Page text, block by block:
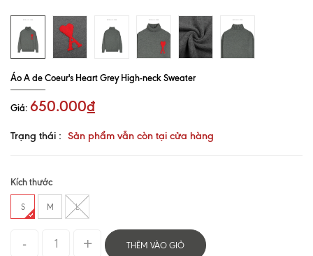
Áo A de Coeur's Heart Grey High-neck Sweater
Giá: 650.000₫
Trạng thái : Sản phẩm vẫn còn tại cửa hàng
Kích thước
S M L
THÊM VÀO GIỎ